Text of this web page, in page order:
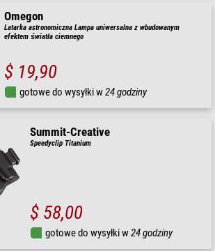
Omegon
Latarka astronomiczna Lampa uniwersalna z wbudowanym
efektem światła ciemnego
$ 19,90
gotowe do wysyłki w24 godziny
Summit-Creative
Speedyclip Titanium
$ 58,00
gotowe do wysyłki w24 godziny